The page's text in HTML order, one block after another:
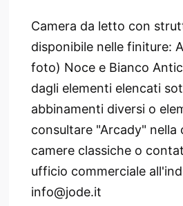
Camera da letto con
disponibile nelle finiture:
foto) Noce e Bianco
dagli elementi elencati
abbinamenti diversi o
consultare "Arcady" nella
camere classiche o
ufficio commerciale
info@jode.it